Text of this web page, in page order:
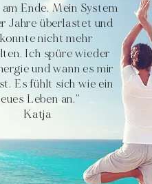
Ende. Mein System
Jahre überlastet und
nicht mehr
Ich spüre wieder
und wann es mir
Es fühlt sich wie ein
Leben an.”
Katja